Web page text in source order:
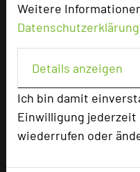
Weitere
Datenschutzerklärung
Details anzeigen
Ich bin damit
Einwilligung
wiederrufen oder
Max. Tagungskapazität
U-Form
Parlamentarisch
Tagungsräume
Zimmer
Doppelzimmer